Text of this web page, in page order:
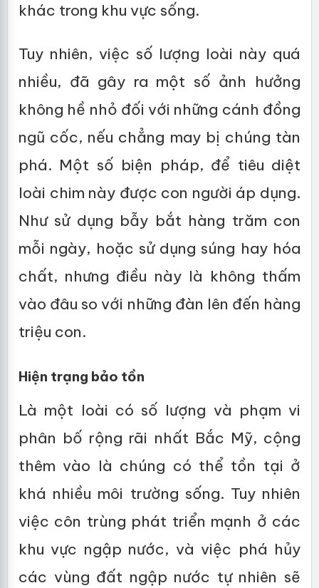
khác trong khu vực sống.
Tuy nhiên, việc số lượng loài này quá
nhiều, đã gây ra một số ảnh hưởng
không hề nhỏ đối với những cánh đồng
ngũ cốc, nếu chẳng may bị chúng tàn
phá. Một số biện pháp, để tiêu diệt
loài chim này được con người áp dụng.
Như sử dụng bẫy bắt hàng trăm con
mỗi ngày, hoặc sử dụng súng hay hóa
chất, nhưng điều này là không thấm
vào đâu so với những đàn lên đến hàng
triệu con.
Hiện trạng bảo tồn
Là một loài có số lượng và phạm vi
phân bố rộng rãi nhất Bắc Mỹ, cộng
thêm vào là chúng có thể tồn tại ở
khá nhiều môi trường sống. Tuy nhiên
việc côn trùng phát triển mạnh ở các
khu vực ngập nước, và việc phá hủy
các vùng đất ngập nước tự nhiên sẽ